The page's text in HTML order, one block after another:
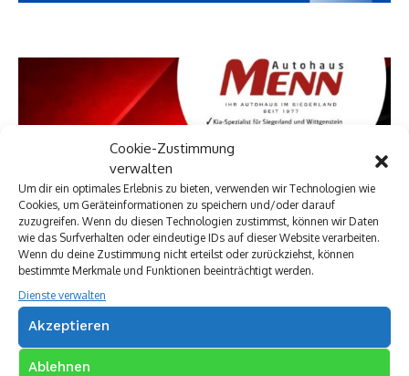
Cookie-Zustimmung
verwalten
Um dir ein optimales Erlebnis zu bieten, verwenden wir Technologien wie
Cookies, um Geräteinformationen zu speichern und/oder darauf
zuzugreifen. Wenn du diesen Technologien zustimmst, können wir Daten
wie das Surfverhalten oder eindeutige IDs auf dieser Website verarbeiten.
Wenn du deine Zustimmung nicht erteilst oder zurückziehst, können
bestimmte Merkmale und Funktionen beeinträchtigt werden.
Dienste verwalten
Akzeptieren
Ablehnen